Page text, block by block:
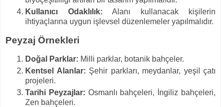
Kullanıcı Odaklılık: Alanı kullanacak kişilerin
ihtiyaçlarına uygun işlevsel düzenlemeler yapılmalıdır.
Peyzaj Örnekleri
Doğal Parklar: Milli parklar, botanik bahçeler.
Kentsel Alanlar: Şehir parkları, meydanlar, yeşil çatı
projeleri.
Tarihi Peyzajlar: Osmanlı bahçeleri, İngiliz bahçeleri,
Zen bahçeleri.